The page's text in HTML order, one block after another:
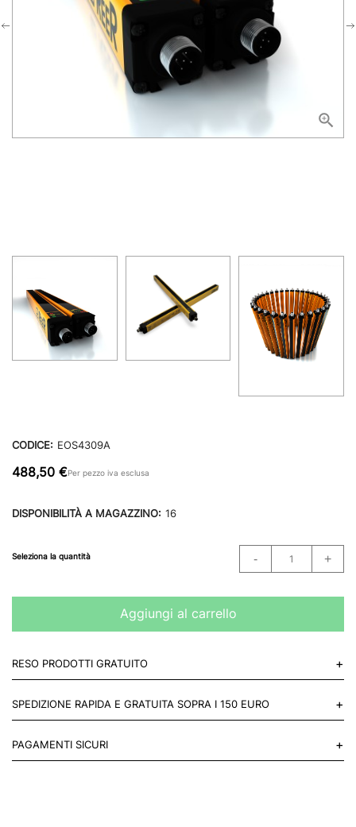
CODICE: EOS4309A
488,50 €Per pezzo iva esclusa
DISPONIBILITÀ A MAGAZZINO: 16
Seleziona la quantità
Aggiungi al carrello
RESO PRODOTTI GRATUITO +
Mettiti in contatto con noi
SPEDIZIONE RAPIDA E GRATUITA SOPRA I 150 EURO +
del mondo.
PAGAMENTI SICURI +